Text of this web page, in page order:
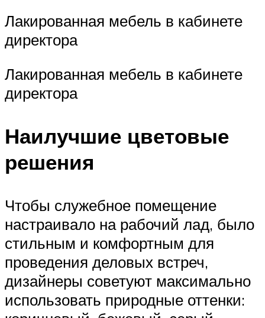
Лакированная мебель в кабинете
директора
Лакированная мебель в кабинете
директора
Наилучшие цветовые
решения
Чтобы служебное помещение
настраивало на рабочий лад, было
стильным и комфортным для
проведения деловых встреч,
дизайнеры советуют максимально
использовать природные оттенки: